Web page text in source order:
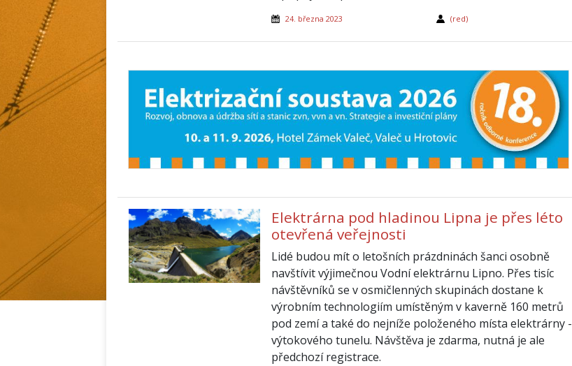
24. března 2023 (red)
Elektrárna pod hladinou Lipna je přes léto
otevřená veřejnosti
Lidé budou mít o letošních prázdninách šanci osobně
navštívit výjimečnou Vodní elektrárnu Lipno. Přes tisíc
návštěvníků se v osmičlenných skupinách dostane k
výrobním technologiím umístěným v kaverně 160 metrů
pod zemí a také do nejníže položeného místa elektrárny -
výtokového tunelu. Návštěva je zdarma, nutná je ale
předchozí registrace.